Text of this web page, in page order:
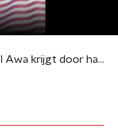
PhD student aan het NKI Awa krijgt door haar diagnose behandeling van collega’s